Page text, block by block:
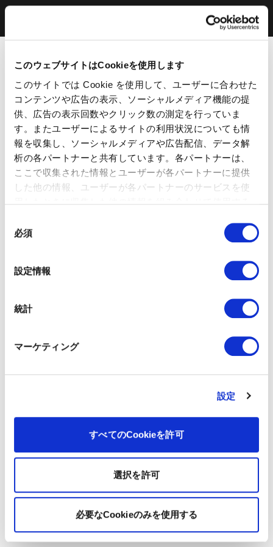
このウェブサイトはCookieを使用します
このサイトでは Cookie を使用して、ユーザーに合わせた
コンテンツや広告の表示、ソーシャルメディア機能の提
供、広告の表示回数やクリック数の測定を行っていま
す。またユーザーによるサイトの利用状況についても情
報を収集し、ソーシャルメディアや広告配信、データ解
析の各パートナーと共有しています。各パートナーは、
ここで収集された情報とユーザーが各パートナーに提供
した他の情報、ユーザーが各パートナーのサービスを使
ッキーに同意したことになります。
必須
設定情報
統計
マーケティング
設定
すべてのCookieを許可
選択を許可
必要なCookieのみを使用する